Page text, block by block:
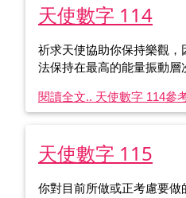
天使數字 114
祈求天使協助你保持樂觀，
法保持在最高的能量振動層
閱讀全文.. 天使數字 114參
天使數字 115
你對目前所做或正考慮要